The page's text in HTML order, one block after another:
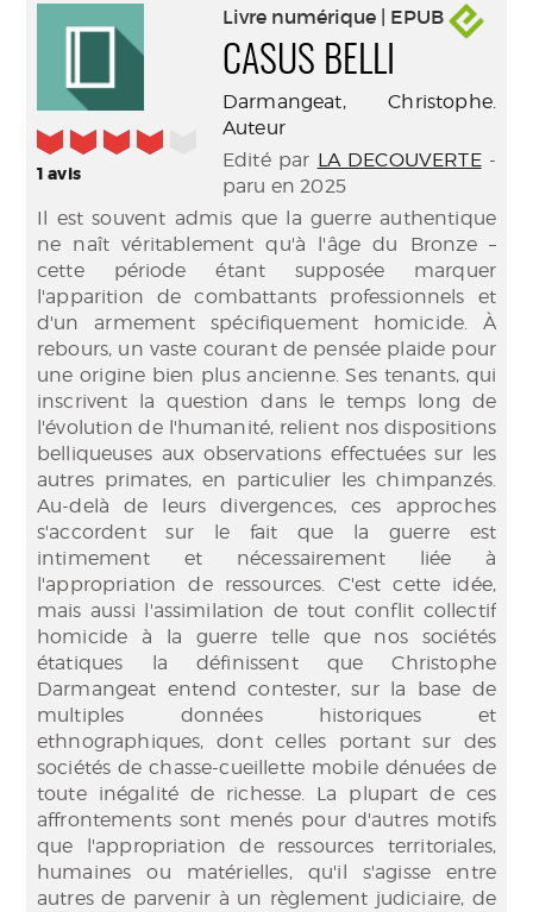
4/5
1avis
Livre numérique | EPUB
CASUS BELLI
Darmangeat, Christophe.
Auteur
Edité par LA DECOUVERTE-
paru en 2025
Il est souvent admis que la guerre authentique
ne naît véritablement qu'à l'âge du Bronze –
cette période étant supposée marquer
l'apparition de combattants professionnels et
d'un armement spécifiquement homicide. À
rebours, un vaste courant de pensée plaide pour
une origine bien plus ancienne. Ses tenants, qui
inscrivent la question dans le temps long de
l'évolution de l'humanité, relient nos dispositions
belliqueuses aux observations effectuées sur les
autres primates, en particulier les chimpanzés.
Au-delà de leurs divergences, ces approches
s'accordent sur le fait que la guerre est
intimement et nécessairement liée à
l'appropriation de ressources. C'est cette idée,
mais aussi l'assimilation de tout conflit collectif
homicide à la guerre telle que nos sociétés
étatiques la définissent que Christophe
Darmangeat entend contester, sur la base de
multiples données historiques et
ethnographiques, dont celles portant sur des
sociétés de chasse-cueillette mobile dénuées de
toute inégalité de richesse. La plupart de ces
affrontements sont menés pour d'autres motifs
que l'appropriation de ressources territoriales,
humaines ou matérielles, qu'il s'agisse entre
autres de parvenir à un règlement judiciaire, de